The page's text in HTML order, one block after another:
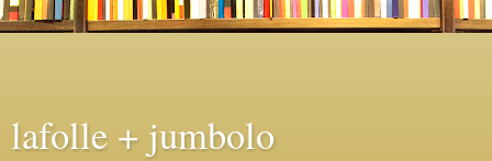
lafolle + jumbolo